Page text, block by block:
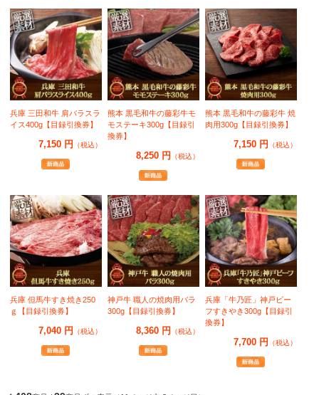
兵庫 三田和牛 肩バラスラ
イス400g【目録引換券】
7,150 円 （税込）
熊本 黒毛和牛の藤彩牛モ
モステーキ300g【目録引
換券】
8,250 円 （税込）
熊本 黒毛和牛の藤彩牛 焼
肉用300g【目録引換券】
7,150 円 （税込）
兵庫 但馬牛すき焼き250
ｇ【目録引換券】
7,040 円 （税込）
神戸牛 職人の焼肉用バラ
300g【目録引換券】
8,360 円 （税込）
兵庫「牛乃匠」神戸ビー
フすきやき300g【目録引
換券】
7,700 円 （税込）